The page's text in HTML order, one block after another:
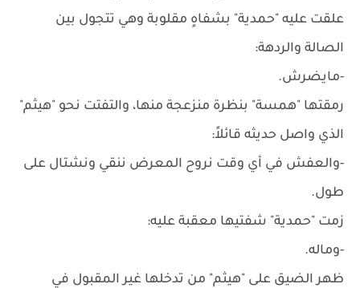
علقت عليه "حمدية" بشفاهٍ مقلوبة وهي تتجول بين
الصالة والردهة:
-مايضرش.
رمقتها "همسة" بنظرة منزعجة منها، والتفتت نحو "هيثم"
الذي واصل حديثه قائلاً:
-والعفش في أي وقت نروح المعرض ننقي ونشتال على
طول.
زمت "حمدية" شفتيها معقبة عليه:
-وماله.
ظهر الضيق على "هيثم" من تدخلها غير المقبول في